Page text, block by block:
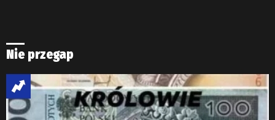
Nie przegap